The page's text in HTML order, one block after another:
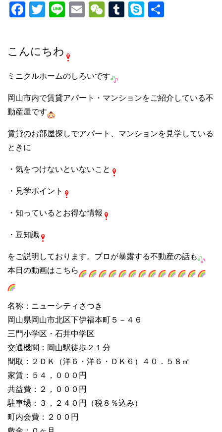
F
e
b
o
o
k
T
er
Li
E
W
at
T
S
こんにちわ
ミニクルホームのしろいです
岡山市内で賃貸アパート・マンションをご紹介している不
動産屋です
賃貸のお部屋探しでアパート、マンションを見学している
ときに
・気をつけないといないこと
・見学ポイント
・知っているとお得な情報
・豆知識
をご説明しております。プロが暴露する不動産の話も
本日の動画はこちら
名称：ニューシティさつき
岡山県岡山市北区下伊福本町５－４６
三門小学区・石井中学区
交通機関：岡山駅徒歩２１分
間取：２ＤＫ（洋６・洋６・ＤＫ６）４０．５８㎡
家賃：５４，０００円
共益費：２，０００円
駐車場：３，２４０円（税８％込み）
町内会費：２００円